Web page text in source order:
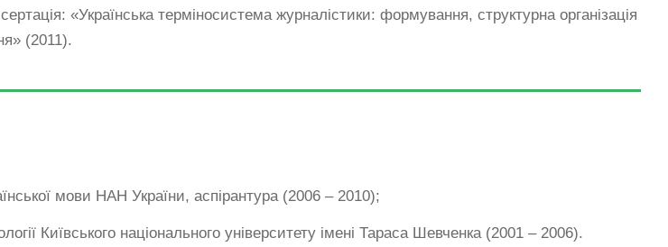
«Українська терміносистема журналістики: формування, структурна організація
(2011).
мови НАН України, аспірантура (2006 – 2010);
Київського національного університету імені Тараса Шевченка (2001 – 2006).